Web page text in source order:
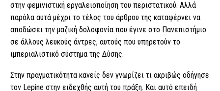
στην φεμινιστική εργαλειοποίηση του περιστατικού. Αλλά
παρόλα αυτά μέχρι το τέλος του άρθρου της καταφέρνει να
αποδώσει την μαζική δολοφονία που έγινε στο Πανεπιστήμιο
σε άλλους λευκούς άντρες, αυτούς που υπηρετούν το
ιμπεριαλιστικό σύστημα της Δύσης.
Στην πραγματικότητα κανείς δεν γνωρίζει τι ακριβώς οδήγησε
τον Lepine στην ειδεχθής αυτή του πράξη. Και αυτό επειδή